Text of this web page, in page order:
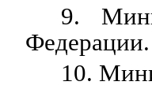
9.
Федерации.
10.